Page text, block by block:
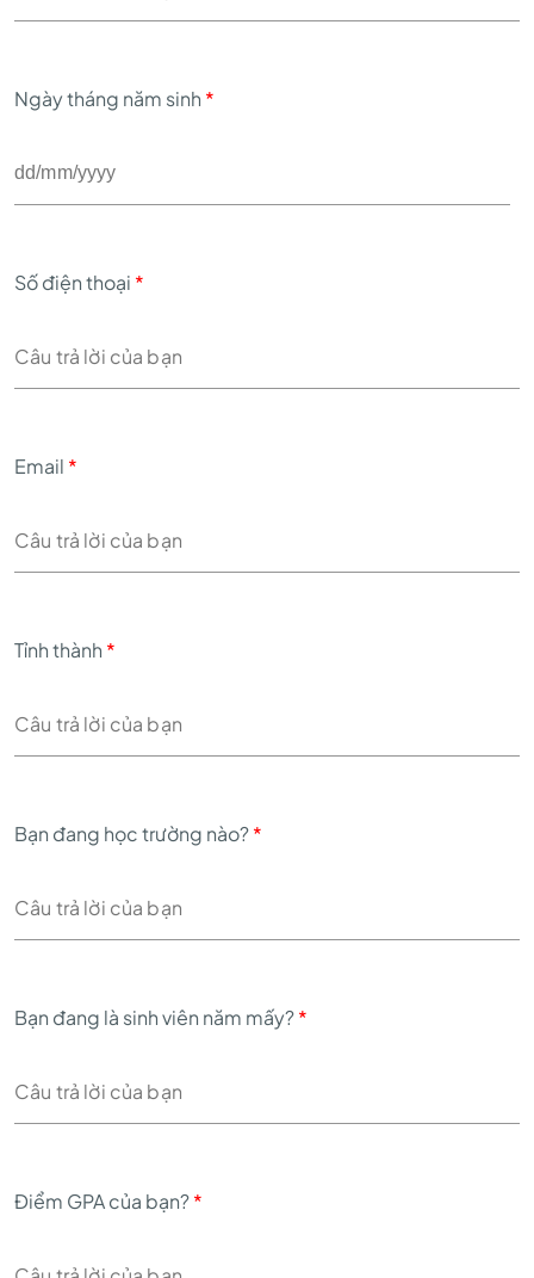
Ngày tháng năm sinh *
Số điện thoại *
Email *
Tỉnh thành *
Bạn đang học trường nào?*
Bạn đang là sinh viên năm mấy?*
Điểm GPA của bạn?*